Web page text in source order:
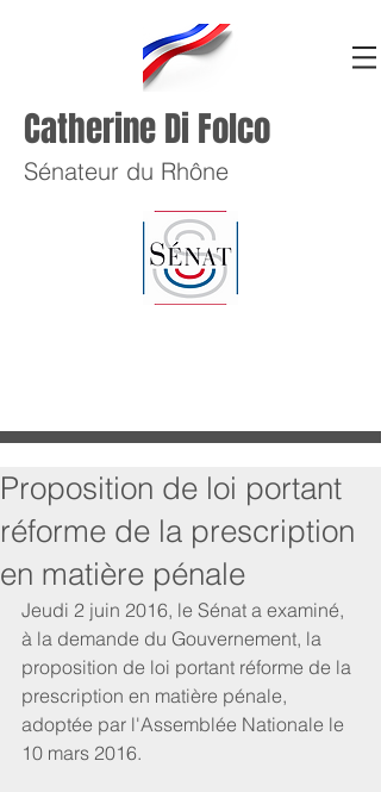
Catherine Di Folco
Sénateur du Rhône
Proposition de loi portant
réforme de la prescription
en matière pénale
Jeudi 2 juin 2016, le Sénat a examiné,
à la demande du Gouvernement, la
proposition de loi portant réforme de la
prescription en matière pénale,
adoptée par l'Assemblée Nationale le
10 mars 2016.